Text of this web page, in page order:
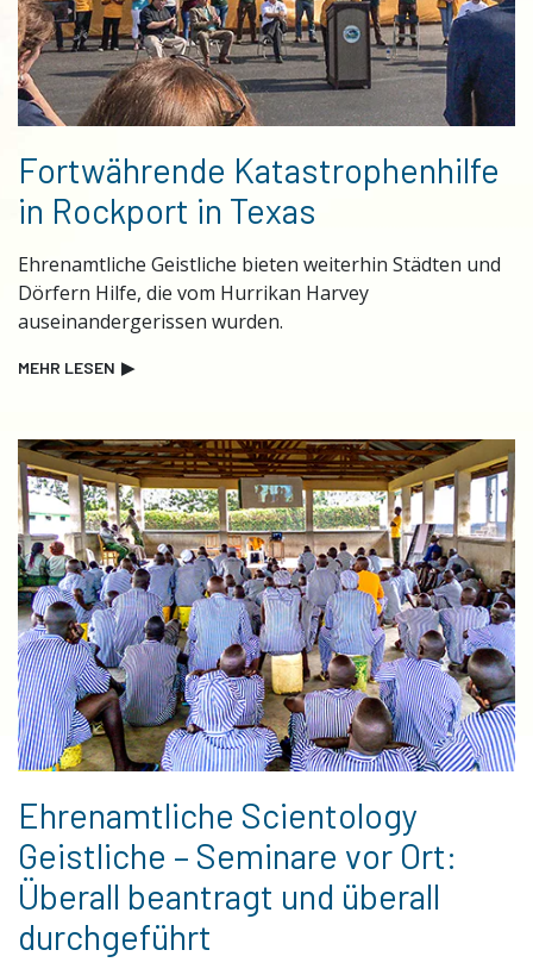
Fortwährende Katastrophenhilfe
in Rockport in Texas
Ehrenamtliche Geistliche bieten weiterhin Städten und
Dörfern Hilfe, die vom Hurrikan Harvey
auseinandergerissen wurden.
MEHR LESEN ▶
Ehrenamtliche Scientology
Geistliche – Seminare vor Ort:
Überall beantragt und überall
durchgeführt